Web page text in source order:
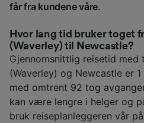
får fra kundene våre.
Hvor lang tid bruker toget
(Waverley) til Newcastle?
Gjennomsnittlig reisetid med
(Waverley) og Newcastle er
med omtrent 92 tog
kan være lengre i helger og
bruk reiseplanleggeren vår